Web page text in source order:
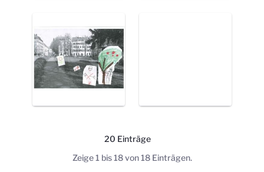
20 Einträge
Pro Seite
Zeige 1 bis 18 von 18 Einträgen.